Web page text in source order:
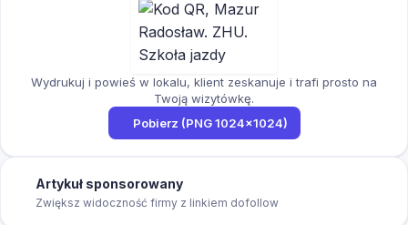
Wydrukuj i powieś w lokalu, klient zeskanuje i trafi prosto na
Twoją wizytówkę.
Pobierz (PNG 1024×1024)
Artykuł sponsorowany
Zwiększ widoczność firmy z linkiem dofollow